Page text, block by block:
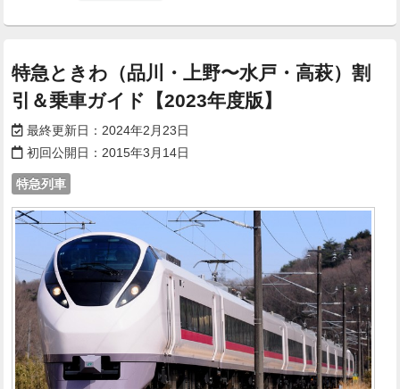
特急ときわ（品川・上野〜水戸・高萩）割
引＆乗車ガイド【2023年度版】
最終更新日：2024年2月23日
初回公開日：2015年3月14日
特急列車